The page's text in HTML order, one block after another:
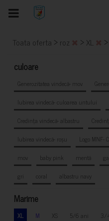
Toata oferta > roz > XL >
culoare
Generozitatea vindecă- mov
Iubirea vindecă- culoarea untului
Credința vindecă- albastru
Iubirea vindecă- roșu
Logo MNF-
mov
baby pink mentă
gri
coral albastru navy
Marime
XL M XS 5/6 ani 3/